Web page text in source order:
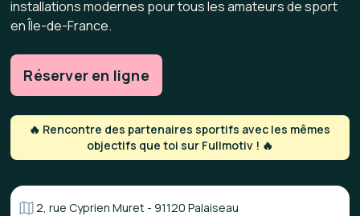
installations modernes pour tous les amateurs de sport
en Île-de-France.
Réserver en ligne
🔥 Rencontre des partenaires sportifs avec les mêmes
objectifs que toi sur Fullmotiv ! 🔥
2, rue Cyprien Muret - 91120 Palaiseau